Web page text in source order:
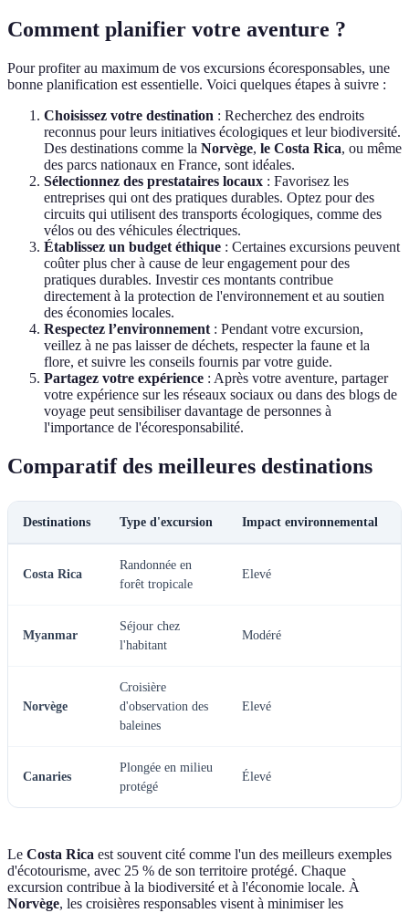
Comment planifier votre aventure ?
Pour profiter au maximum de vos excursions écoresponsables, une
bonne planification est essentielle. Voici quelques étapes à suivre :
Choisissez votre destination : Recherchez des endroits
reconnus pour leurs initiatives écologiques et leur biodiversité.
Des destinations comme la Norvège, le Costa Rica, ou même
des parcs nationaux en France, sont idéales.
Sélectionnez des prestataires locaux : Favorisez les
entreprises qui ont des pratiques durables. Optez pour des
circuits qui utilisent des transports écologiques, comme des
vélos ou des véhicules électriques.
Établissez un budget éthique : Certaines excursions peuvent
coûter plus cher à cause de leur engagement pour des
pratiques durables. Investir ces montants contribue
directement à la protection de l'environnement et au soutien
des économies locales.
Respectez l’environnement : Pendant votre excursion,
veillez à ne pas laisser de déchets, respecter la faune et la
flore, et suivre les conseils fournis par votre guide.
Partagez votre expérience : Après votre aventure, partager
votre expérience sur les réseaux sociaux ou dans des blogs de
voyage peut sensibiliser davantage de personnes à
l'importance de l'écoresponsabilité.
Comparatif des meilleures destinations
Destinations Type d'excursion Impact environnemental
Costa Rica
Randonnée en
forêt tropicale
Elevé
Myanmar
Séjour chez
l'habitant
Modéré
Norvège
Croisière
d'observation des
baleines
Elevé
Canaries
Plongée en milieu
protégé
Élevé
Le Costa Rica est souvent cité comme l'un des meilleurs exemples
d'écotourisme, avec 25 % de son territoire protégé. Chaque
excursion contribue à la biodiversité et à l'économie locale. À
Norvège, les croisières responsables visent à minimiser les